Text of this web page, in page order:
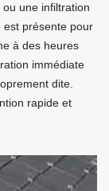
une infiltration
est présente pour
à des heures
immédiate
dite.
rapide et